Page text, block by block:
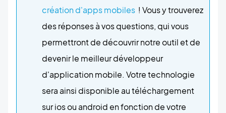
création d'apps mobiles ! Vous y trouverez
des réponses à vos questions, qui vous
permettront de découvrir notre outil et de
devenir le meilleur développeur
d'application mobile. Votre technologie
sera ainsi disponible au téléchargement
sur ios ou android en fonction de votre